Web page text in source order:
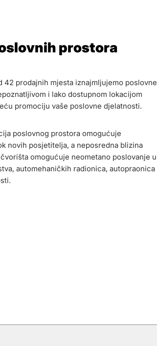
prostora
42 prodajnih mjesta iznajmljujemo poslovne
i lako dostupnom lokacijom
promociju vaše poslovne djelatnosti.
poslovnog prostora omogućuje
novih posjetitelja, a neposredna blizina
omogućuje neometano poslovanje u
automehaničkih radionica, autopraonica